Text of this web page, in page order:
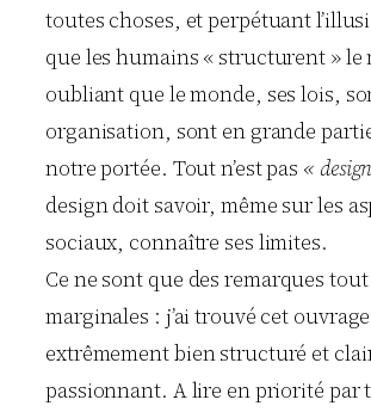
toutes choses, et perpétuant
que les humains « structurent » le
oubliant que le monde, ses lois,
organisation, sont en grande
notre portée. Tout n’est pas «
design doit savoir, même sur les
sociaux, connaître ses limites.
Ce ne sont que des remarques
marginales : j’ai trouvé cet
extrêmement bien structuré et
passionnant. A lire en priorité par